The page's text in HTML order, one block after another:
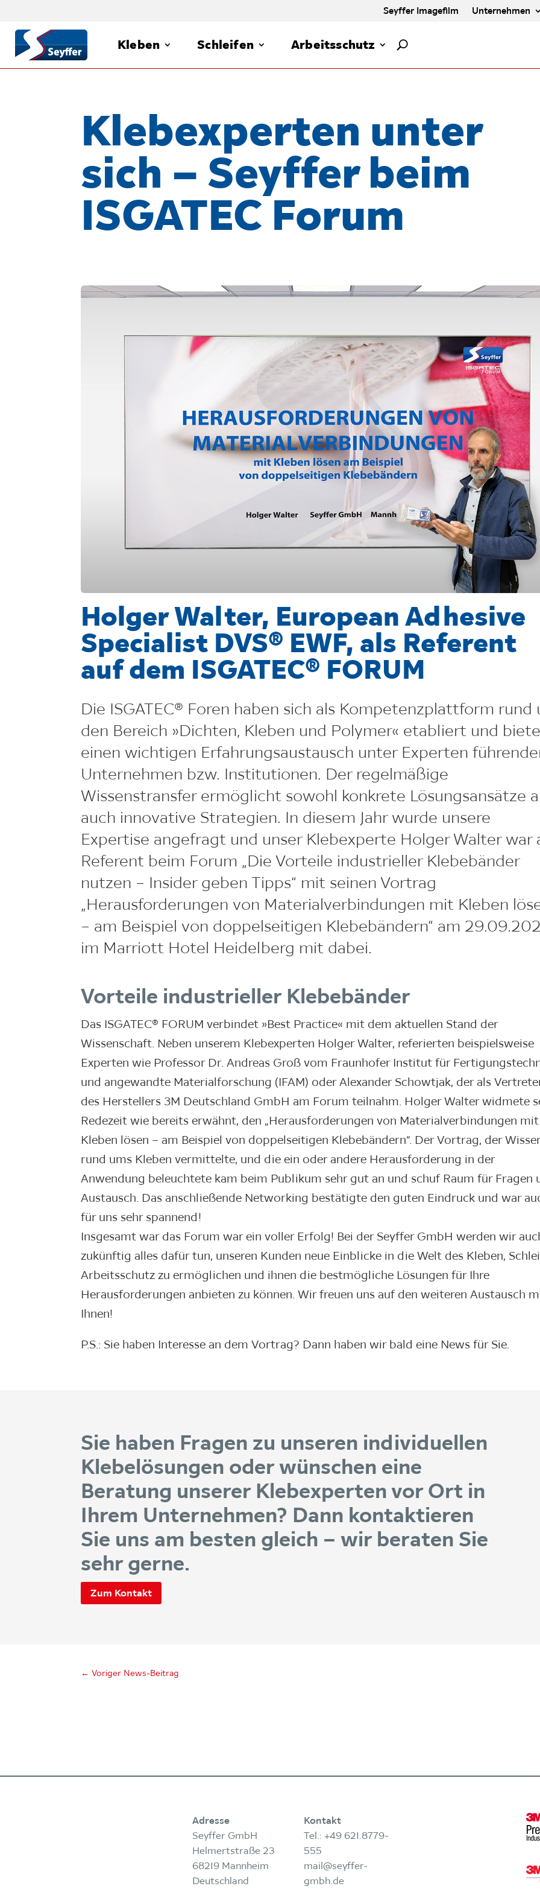
Seyffer Imagefilm Unternehmen
Kleben Schleifen Arbeitsschutz
Klebexperten unter
sich – Seyffer beim
ISGATEC Forum
Holger Walter, European Adhesive
Specialist DVS® EWF, als Referent
auf dem ISGATEC® FORUM
Die ISGATEC® Foren haben sich als Kompetenzplattform rund
den Bereich »Dichten, Kleben und Polymer« etabliert und
einen wichtigen Erfahrungsaustausch unter Experten
Unternehmen bzw. Institutionen. Der regelmäßige
Wissenstransfer ermöglicht sowohl konkrete Lösungsansätze
auch innovative Strategien. In diesem Jahr wurde unsere
Expertise angefragt und unser Klebexperte Holger Walter war
Referent beim Forum „Die Vorteile industrieller Klebebänder
nutzen – Insider geben Tipps“ mit seinen Vortrag
„Herausforderungen von Materialverbindungen mit Kleben
– am Beispiel von doppelseitigen Klebebändern“ am
im Marriott Hotel Heidelberg mit dabei.
Vorteile industrieller Klebebänder
Das ISGATEC® FORUM verbindet »Best Practice« mit dem aktuellen Stand der
Wissenschaft. Neben unserem Klebexperten Holger Walter, referierten beispielsweise
Experten wie Professor Dr. Andreas Groß vom Fraunhofer Institut für
und angewandte Materialforschung (IFAM) oder Alexander Schowtjak, der als
des Herstellers 3M Deutschland GmbH am Forum teilnahm. Holger Walter widmete
Redezeit wie bereits erwähnt, den „Herausforderungen von Materialverbindungen mit
Kleben lösen – am Beispiel von doppelseitigen Klebebändern“. Der Vortrag, der
rund ums Kleben vermittelte, und die ein oder andere Herausforderung in der
Anwendung beleuchtete kam beim Publikum sehr gut an und schuf Raum für Fragen
Austausch. Das anschließende Networking bestätigte den guten Eindruck und war
für uns sehr spannend!
Insgesamt war das Forum war ein voller Erfolg! Bei der Seyffer GmbH werden wir
zukünftig alles dafür tun, unseren Kunden neue Einblicke in die Welt des Kleben,
Arbeitsschutz zu ermöglichen und ihnen die bestmögliche Lösungen für Ihre
Herausforderungen anbieten zu können. Wir freuen uns auf den weiteren Austausch
Ihnen!
P.S.: Sie haben Interesse an dem Vortrag? Dann haben wir bald eine News für Sie.
Sie haben Fragen zu unseren individuellen
Klebelösungen oder wünschen eine
Beratung unserer Klebexperten vor Ort in
Ihrem Unternehmen? Dann kontaktieren
Sie uns am besten gleich – wir beraten Sie
sehr gerne.
Zum Kontakt
←Voriger News-Beitrag
Adresse
Seyffer GmbH
Helmertstraße 23
68219 Mannheim
Deutschland
Kontakt
Tel.: +49 621.8779-
555
mail@seyffer-
gmbh.de